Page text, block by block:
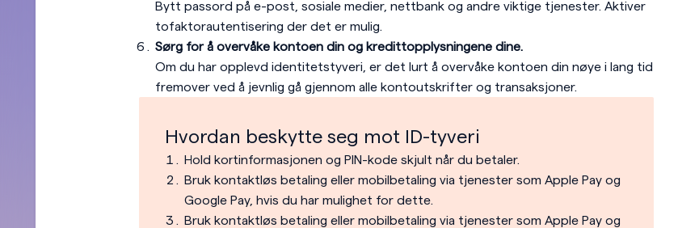
Bytt passord på e-post, sosiale medier, nettbank og andre viktige tjenester. Aktiver
tofaktorautentisering der det er mulig.
Sørg for å overvåke kontoen din og kredittopplysningene dine.
Om du har opplevd identitetstyveri, er det lurt å overvåke kontoen din nøye i lang tid
fremover ved å jevnlig gå gjennom alle kontoutskrifter og transaksjoner.
Hvordan beskytte seg mot ID-tyveri
Hold kortinformasjonen og PIN-kode skjult når du betaler.
Bruk kontaktløs betaling eller mobilbetaling via tjenester som Apple Pay og
Google Pay, hvis du har mulighet for dette.
Bruk kontaktløs betaling eller mobilbetaling via tjenester som Apple Pay og